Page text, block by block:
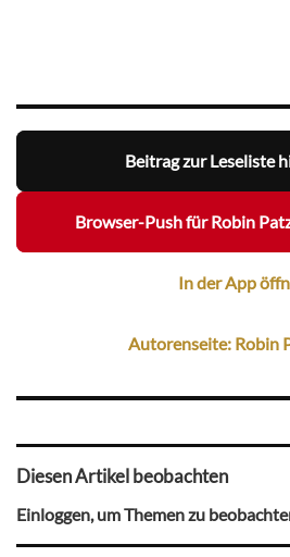
Beitrag zur Leseliste
Browser-Push für Robin
In der App
Autorenseite: Robin
Diesen Artikel beobachten
Einloggen, um Themen zu